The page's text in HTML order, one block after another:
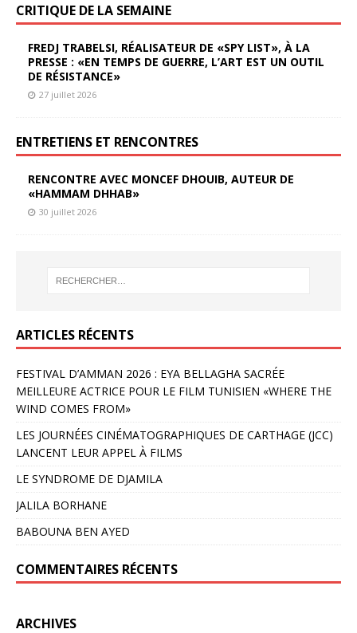
CRITIQUE DE LA SEMAINE
FREDJ TRABELSI, RÉALISATEUR DE «SPY LIST», À LA
PRESSE : «EN TEMPS DE GUERRE, L’ART EST UN OUTIL
DE RÉSISTANCE»
27 juillet 2026
ENTRETIENS ET RENCONTRES
RENCONTRE AVEC MONCEF DHOUIB, AUTEUR DE
«HAMMAM DHHAB»
30 juillet 2026
ARTICLES RÉCENTS
FESTIVAL D’AMMAN 2026 : EYA BELLAGHA SACRÉE
MEILLEURE ACTRICE POUR LE FILM TUNISIEN «WHERE THE
WIND COMES FROM»
LES JOURNÉES CINÉMATOGRAPHIQUES DE CARTHAGE (JCC)
LANCENT LEUR APPEL À FILMS
LE SYNDROME DE DJAMILA
JALILA BORHANE
BABOUNA BEN AYED
COMMENTAIRES RÉCENTS
ARCHIVES